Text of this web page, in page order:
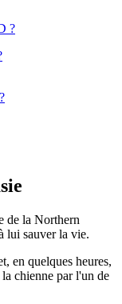
de la Northern
lui sauver la vie.
en quelques heures,
chienne par l'un de